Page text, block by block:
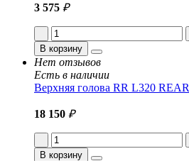
3 575 ₽
В корзину
Нет отзывов
Есть в наличии
Верхняя голова RR L320 REAR
18 150 ₽
В корзину